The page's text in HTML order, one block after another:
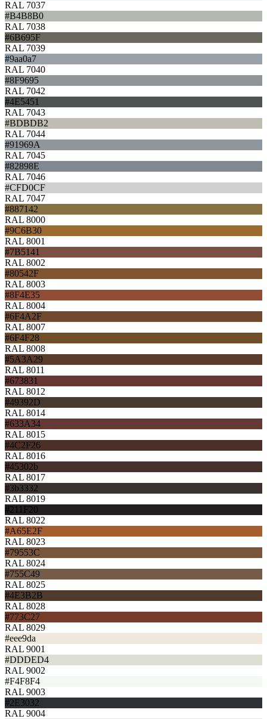
RAL 7037
#B4B8B0
RAL 7038
#6B695F
RAL 7039
#9aa0a7
RAL 7040
#8F9695
RAL 7042
#4E5451
RAL 7043
#BDBDB2
RAL 7044
#91969A
RAL 7045
#82898E
RAL 7046
#CFD0CF
RAL 7047
#887142
RAL 8000
#9C6B30
RAL 8001
#7B5141
RAL 8002
#80542F
RAL 8003
#8F4E35
RAL 8004
#6F4A2F
RAL 8007
#6F4F28
RAL 8008
#5A3A29
RAL 8011
#673831
RAL 8012
#49392D
RAL 8014
#633A34
RAL 8015
#4C2F26
RAL 8016
#45302b
RAL 8017
#3b3332
RAL 8019
#211F20
RAL 8022
#A65E2F
RAL 8023
#79553C
RAL 8024
#755C49
RAL 8025
#4E3B2B
RAL 8028
#773C27
RAL 8029
#eee9da
RAL 9001
#DDDED4
RAL 9002
#F4F8F4
RAL 9003
#2E3032
RAL 9004